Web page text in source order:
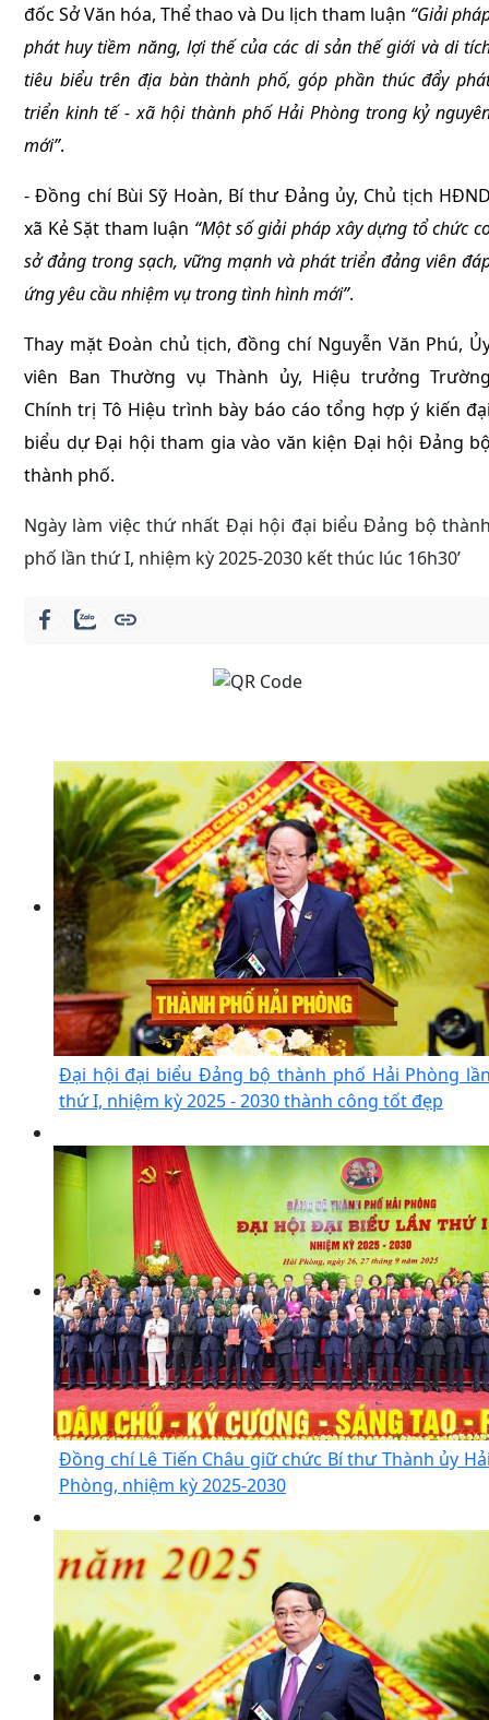
đốc Sở Văn hóa, Thể thao và Du lịch tham luận “Giải
phát huy tiềm năng, lợi thế của các di sản thế giới và di
tiêu biểu trên địa bàn thành phố, góp phần thúc đẩy
triển kinh tế - xã hội thành phố Hải Phòng trong kỷ
mới”.
- Đồng chí Bùi Sỹ Hoàn, Bí thư Đảng ủy, Chủ tịch
xã Kẻ Sặt tham luận “Một số giải pháp xây dựng tổ chức
sở đảng trong sạch, vững mạnh và phát triển đảng viên
ứng yêu cầu nhiệm vụ trong tình hình mới”.
Thay mặt Đoàn chủ tịch, đồng chí Nguyễn Văn Phú,
viên Ban Thường vụ Thành ủy, Hiệu trưởng
Chính trị Tô Hiệu trình bày báo cáo tổng hợp ý kiến
biểu dự Đại hội tham gia vào văn kiện Đại hội Đảng
thành phố.
Ngày làm việc thứ nhất Đại hội đại biểu Đảng bộ
phố lần thứ I, nhiệm kỳ 2025-2030 kết thúc lúc 16h30’
Đại hội đại biểu Đảng bộ thành phố Hải Phòng
thứ I, nhiệm kỳ 2025 - 2030 thành công tốt đẹp
Đồng chí Lê Tiến Châu giữ chức Bí thư Thành ủy
Phòng, nhiệm kỳ 2025-2030